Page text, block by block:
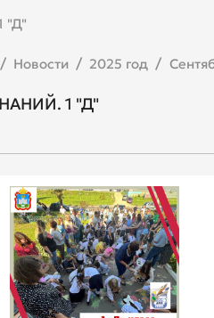
"Д"
Новости 2025 год
1 "Д"